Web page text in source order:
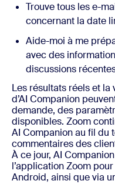
Trouve tous les e-
concernant la date
Aide-moi à me
avec des
discussions
Les résultats réels et la
d’AI Companion
demande, des
disponibles. Zoom
AI Companion au fil du
commentaires des
À ce jour, AI
l’application Zoom
Android, ainsi que via